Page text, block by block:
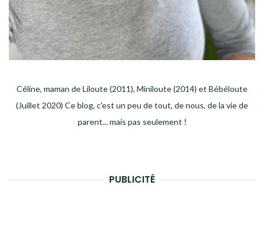
Céline, maman de Liloute (2011), Miniloute (2014) et Bébéloute
(Juillet 2020) Ce blog, c'est un peu de tout, de nous, de la vie de
parent... mais pas seulement !
PUBLICITÉ